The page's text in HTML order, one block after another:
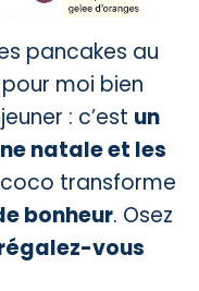
pancakes au
moi bien
: c’est un
natale et les
transforme
bonheur. Osez
vous